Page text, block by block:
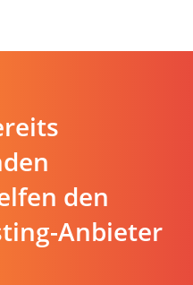
den
Anbieter